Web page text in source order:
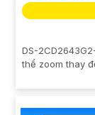
DS-
thể zoom thay